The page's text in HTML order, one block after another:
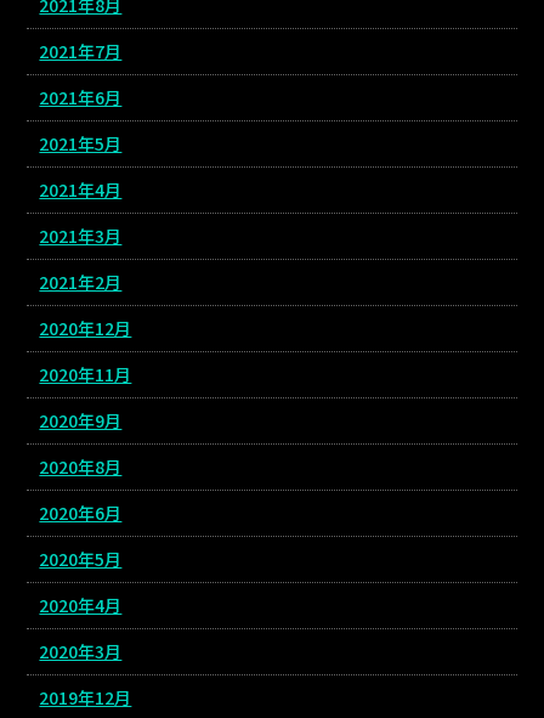
2021年8月
2021年7月
2021年6月
2021年5月
2021年4月
2021年3月
2021年2月
2020年12月
2020年11月
2020年9月
2020年8月
2020年6月
2020年5月
2020年4月
2020年3月
2019年12月